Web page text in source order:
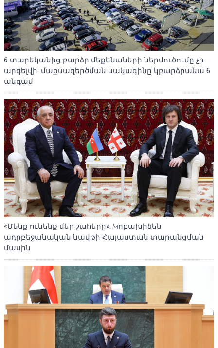
6 տարեկանից բարձր մեքենաների ներմուծումը չի
արգելվի. մաքսազերծման սակագինը կբարձրանա 6
անգամ
«Մենք ունենք մեր շահերը». Կոբախիձեն
ադրբեջանական նավթի Հայաստան տարանցման
մասին